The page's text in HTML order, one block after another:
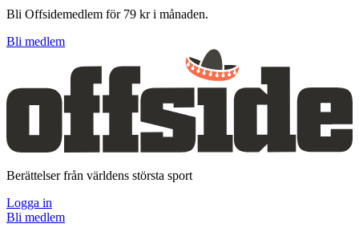
Bli Offsidemedlem för 79 kr i månaden.
Bli medlem
Berättelser från världens största sport
Logga in
Bli medlem